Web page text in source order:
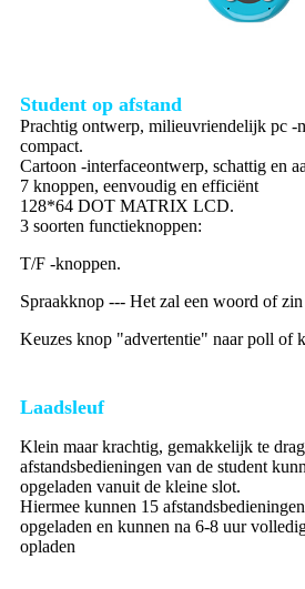
Student op afstand
Prachtig ontwerp, milieuvriendelijk pc -
compact.
Cartoon -interfaceontwerp, schattig en
7 knoppen, eenvoudig en efficiënt
128*64 DOT MATRIX LCD.
3 soorten functieknoppen:
T/F -knoppen.
Spraakknop --- Het zal een woord of
Keuzes knop "advertentie" naar poll of
Laadsleuf
Klein maar krachtig, gemakkelijk te
afstandsbedieningen van de student
opgeladen vanuit de kleine slot.
Hiermee kunnen 15
opgeladen en kunnen na 6-8 uur
opladen